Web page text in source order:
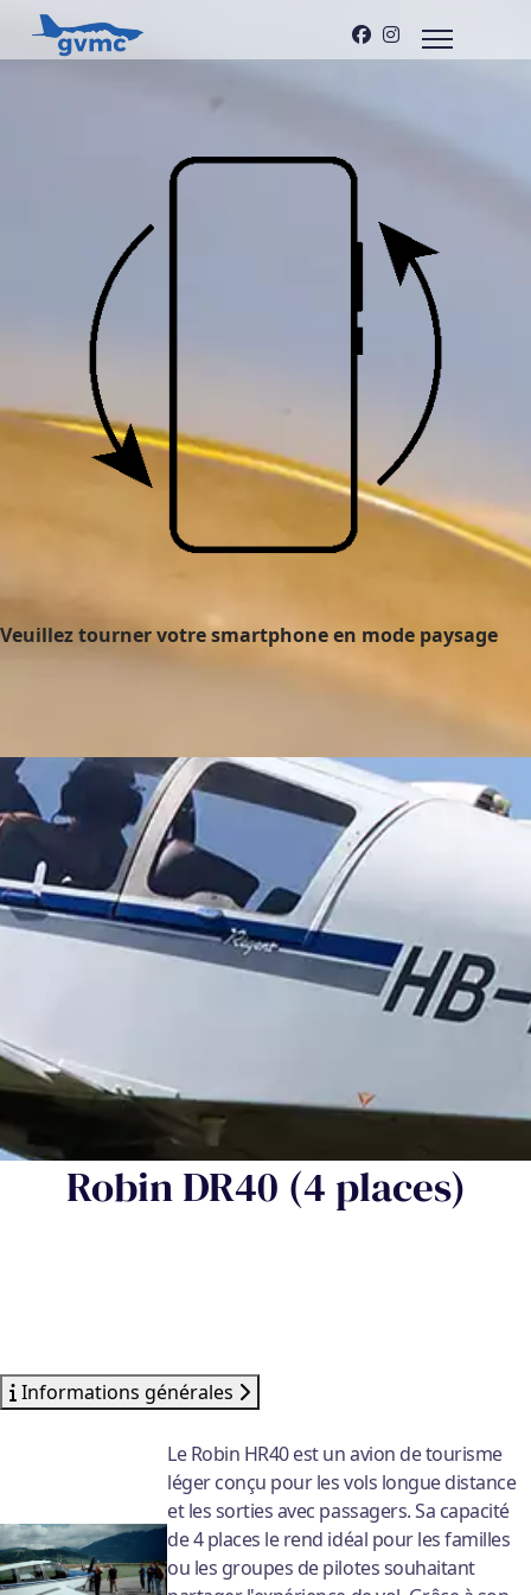
Veuillez tourner votre smartphone en mode paysage
Robin DR40 (4 places)
Informations générales
Le Robin HR40 est un avion de tourisme
léger conçu pour les vols longue distance
et les sorties avec passagers. Sa capacité
de 4 places le rend idéal pour les familles
ou les groupes de pilotes souhaitant